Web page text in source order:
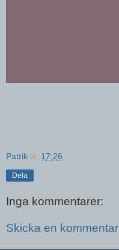
Patrik kl. 17:26
Dela
Inga kommentarer:
Skicka en kommentar